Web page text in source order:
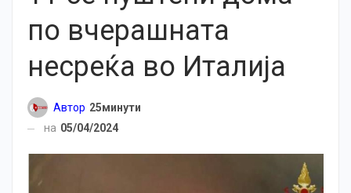
по вчерашната
несреќа во Италија
Автор 25минути
на 05/04/2024